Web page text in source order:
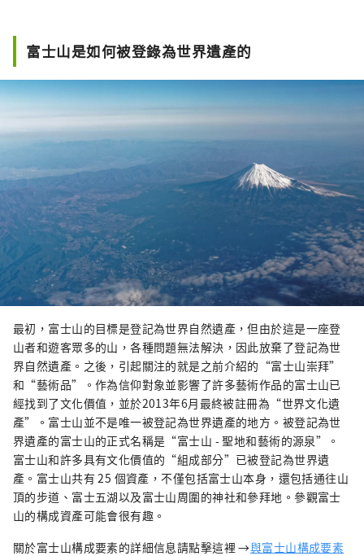
富士山是如何被登錄為世界遺產的
最初，富士山的目標是登記為世界自然遺產，但由於這是一座登
山者和遊客眾多的山，各種問題無法解決，因此放棄了登記為世
界自然遺產。之後，引起關注的就是之前介紹的“富士山崇拜”
和“藝術品”。作為信仰對象並影響了許多藝術作品的富士山已
經找到了文化價值，並於2013年6月最終被註冊為“世界文化遺
產”。富士山並不是唯一被登記為世界遺產的地方。被登記為世
界遺產的富士山的正式名稱是“富士山 - 聖地和藝術的源泉”。
富士山和許多具有文化價值的“組成部分”已被登記為世界遺
產。富士山共有 25 個資產，不僅包括富士山本身，還包括通往山
頂的步道、富士五湖以及富士山周圍的神社和參拜地。參觀富士
山的構成資產可能會很有趣。
關於富士山構成要素的詳細信息請點擊這裡 →與富士山構成要素